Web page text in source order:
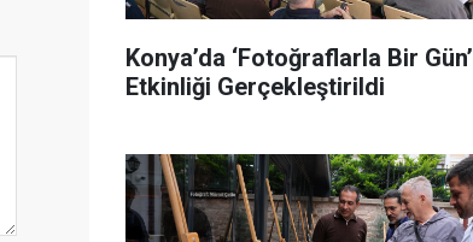
Konya’da ‘Fotoğraflarla Bir Gün’
Etkinliği Gerçekleştirildi